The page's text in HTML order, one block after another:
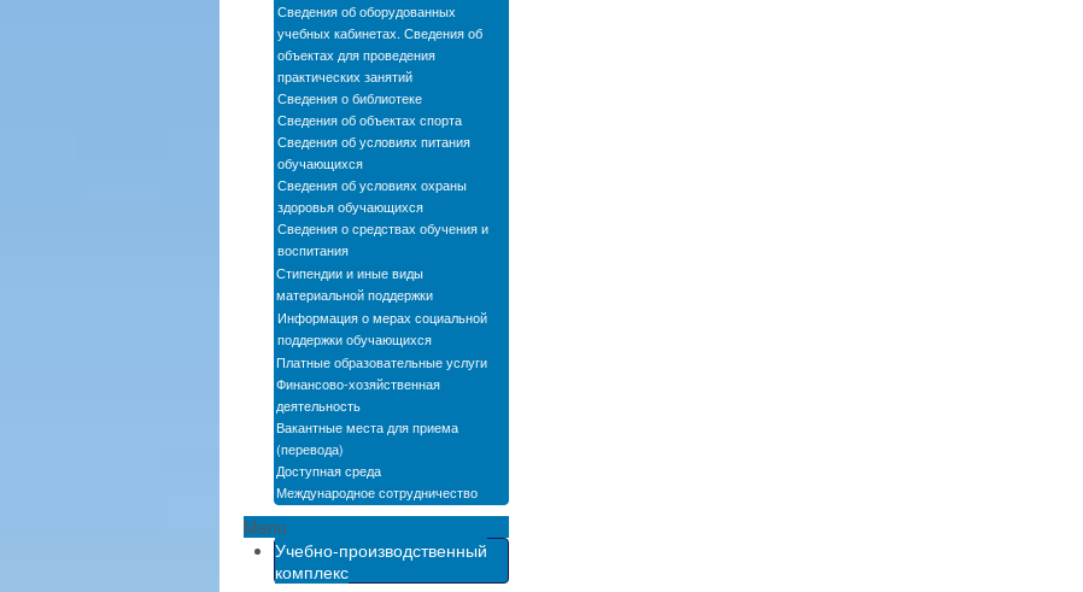
Сведения об оборудованных
учебных кабинетах. Сведения об
объектах для проведения
практических занятий
Сведения о библиотеке
Сведения об объектах спорта
Сведения об условиях питания
обучающихся
Сведения об условиях охраны
здоровья обучающихся
Сведения о средствах обучения и
воспитания
Стипендии и иные виды
материальной поддержки
Информация о мерах социальной
поддержки обучающихся
Платные образовательные услуги
Финансово-хозяйственная
деятельность
Вакантные места для приема
(перевода)
Доступная среда
Международное сотрудничество
Menu
Учебно-производственный
комплекс